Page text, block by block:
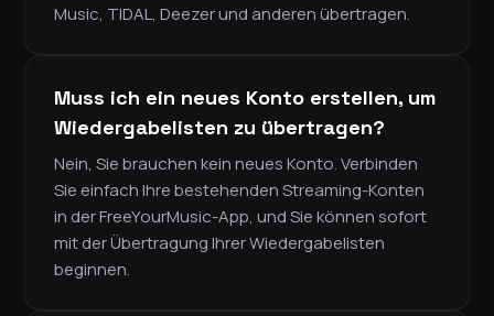
Music, TIDAL, Deezer und anderen übertragen.
Muss ich ein neues Konto erstellen, um
Wiedergabelisten zu übertragen?
Nein, Sie brauchen kein neues Konto. Verbinden
Sie einfach Ihre bestehenden Streaming-Konten
in der FreeYourMusic-App, und Sie können sofort
mit der Übertragung Ihrer Wiedergabelisten
beginnen.